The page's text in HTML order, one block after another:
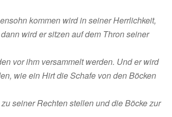
kommen wird in seiner Herrlichkeit,
wird er sitzen auf dem Thron seiner
vor ihm versammelt werden. Und er wird
wie ein Hirt die Schafe von den Böcken
seiner Rechten stellen und die Böcke zur